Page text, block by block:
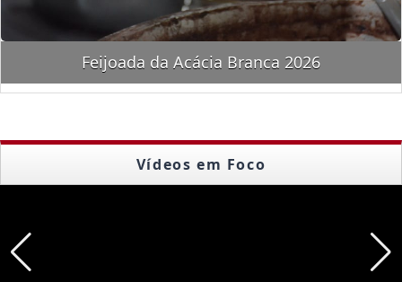
Feijoada da Acácia Branca 2026
Vídeos em Foco